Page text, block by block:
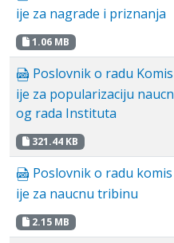
ije za nagrade i priznanja
1.06 MB
Poslovnik o radu Komis
ije za popularizaciju naucn
og rada Instituta
321.44 KB
Poslovnik o radu komis
ije za naucnu tribinu
2.15 MB